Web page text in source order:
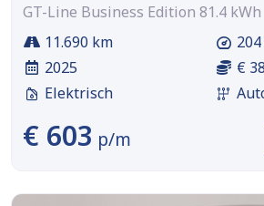
GT-Line Business Edition 81.4 kWh
11.690 km
2025
Elektrisch
€
€ 603 p/m